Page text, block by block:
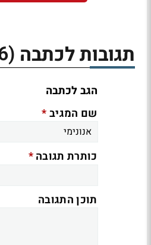
תגובות לכתבה (46)
הגב לכתבה
שם המגיב*
כותרת תגובה*
תוכן התגובה